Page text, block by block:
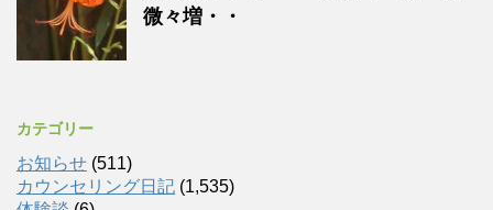
微々増・・
カテゴリー
お知らせ (511)
カウンセリング日記 (1,535)